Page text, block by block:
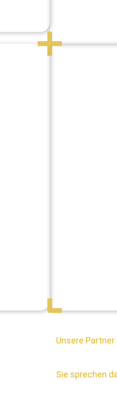
Unsere Partner
Sie sprechen